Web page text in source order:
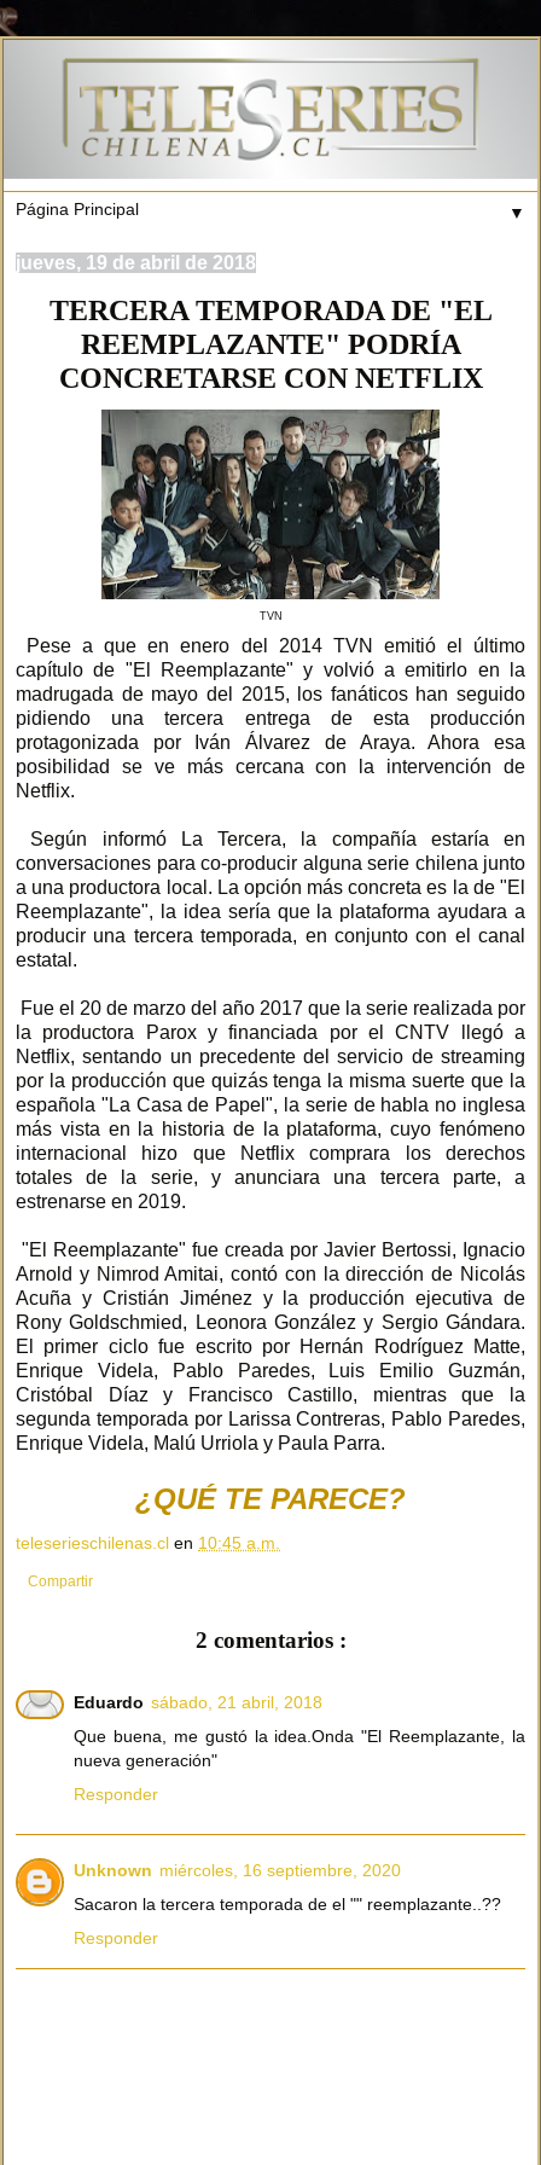
▼
jueves, 19 de abril de 2018
TERCERA TEMPORADA DE "EL
REEMPLAZANTE" PODRÍA
CONCRETARSE CON NETFLIX
TVN
Pese a que en enero del 2014 TVN emitió el último
capítulo de "El Reemplazante" y volvió a emitirlo en la
madrugada de mayo del 2015, los fanáticos han seguido
pidiendo una tercera entrega de esta producción
protagonizada por Iván Álvarez de Araya. Ahora esa
posibilidad se ve más cercana con la intervención de
Netflix.
Según informó La Tercera, la compañía estaría en
conversaciones para co-producir alguna serie chilena junto
a una productora local. La opción más concreta es la de "El
Reemplazante", la idea sería que la plataforma ayudara a
producir una tercera temporada, en conjunto con el canal
estatal.
Fue el 20 de marzo del año 2017 que la serie realizada por
la productora Parox y financiada por el CNTV llegó a
Netflix, sentando un precedente del servicio de streaming
por la producción que quizás tenga la misma suerte que la
española "La Casa de Papel", la serie de habla no inglesa
más vista en la historia de la plataforma, cuyo fenómeno
internacional hizo que Netflix comprara los derechos
totales de la serie, y anunciara una tercera parte, a
estrenarse en 2019.
"El Reemplazante" fue creada por Javier Bertossi, Ignacio
Arnold y Nimrod Amitai, contó con la dirección de Nicolás
Acuña y Cristián Jiménez y la producción ejecutiva de
Rony Goldschmied, Leonora González y Sergio Gándara.
El primer ciclo fue escrito por Hernán Rodríguez Matte,
Enrique Videla, Pablo Paredes, Luis Emilio Guzmán,
Cristóbal Díaz y Francisco Castillo, mientras que la
segunda temporada por Larissa Contreras, Pablo Paredes,
Enrique Videla, Malú Urriola y Paula Parra.
¿QUÉ TE PARECE?
teleserieschilenas.cl en 10:45 a.m.
Compartir
2 comentarios :
Eduardo sábado, 21 abril, 2018
Que buena, me gustó la idea.Onda "El Reemplazante, la
nueva generación"
Responder
Unknown miércoles, 16 septiembre, 2020
Sacaron la tercera temporada de el "" reemplazante..??
Responder